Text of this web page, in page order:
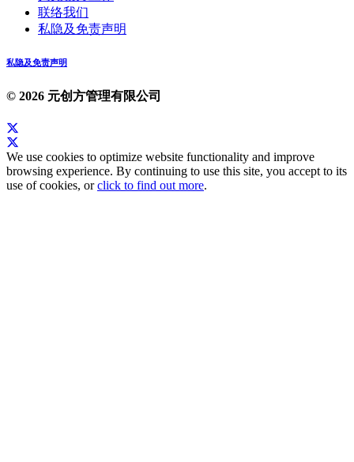
联络我们
私隐及免责声明
私隐及免责声明
© 2026 元创方管理有限公司
We use cookies to optimize website functionality and improve
browsing experience. By continuing to use this site, you accept to its
use of cookies, orclick to find out more.